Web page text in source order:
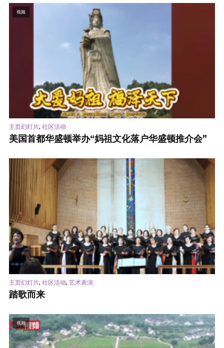
视频
主页幻灯片, 社区活动
美国首都华盛顿举办“妈祖文化落户华盛顿推介会”
主页幻灯片, 社区活动, 艺术表演
踏歌而来
视频